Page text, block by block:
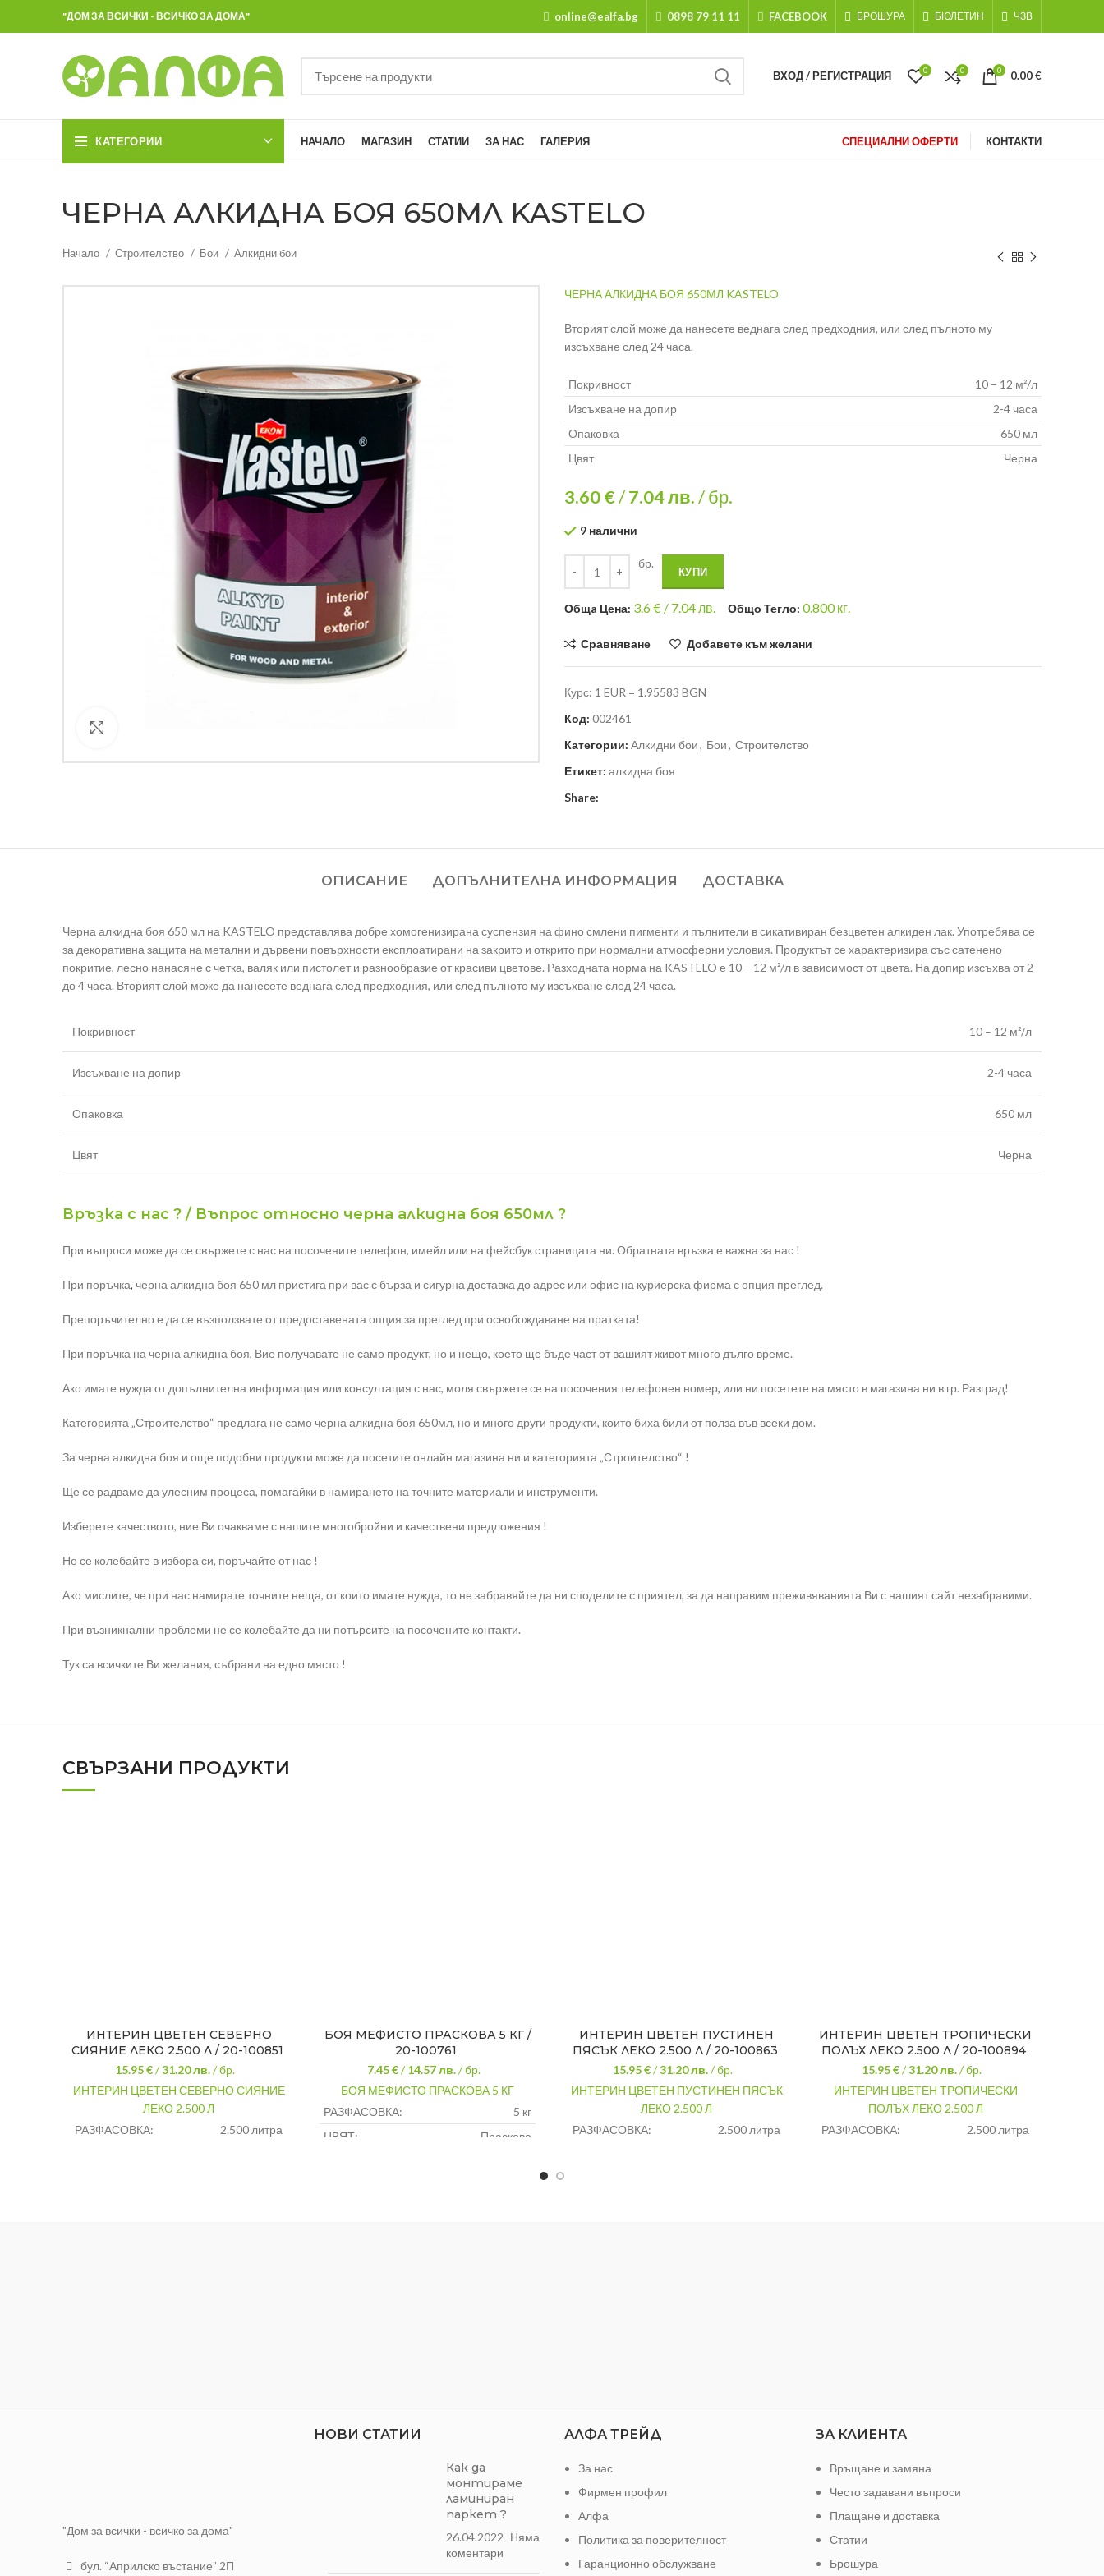
"ДОМ ЗА ВСИЧКИ - ВСИЧКО ЗА ДОМА" online@ealfa.bg 0898 79 11 11 FACEBOOK БРОШУРА БЮЛЕТИН ЧЗВ
ВХОД / РЕГИСТРАЦИЯ 0 0 0 0.00€
КАТЕГОРИИ НАЧАЛО МАГАЗИН СТАТИИ ЗА НАС ГАЛЕРИЯ СПЕЦИАЛНИ ОФЕРТИ КОНТАКТИ
ЧЕРНА АЛКИДНА БОЯ 650МЛ KASTELO
Начало Строителство Бои Алкидни бои
ЧЕРНА АЛКИДНА БОЯ 650МЛ KASTELO
Вторият слой може да нанесете веднага след предходния, или след пълното му
изсъхване след 24 часа.
Покривност
10 – 12 м²/л
Изсъхване на допир
2-4 часа
Опаковка
650 мл
Цвят
Черна
3.60 €/7.04лв./ бр.
9 налични
бр.
КУПИ
Общa Цена: 3.6€ / 7.04 лв. Общо Тегло: 0.800кг.
Сравняване Добавете към желани
Курс: 1 EUR = 1.95583 BGN
Код: 002461
Категории: Алкидни бои, Бои, Строителство
Етикет: алкидна боя
Share:
ОПИСАНИЕ ДОПЪЛНИТЕЛНА ИНФОРМАЦИЯ ДОСТАВКА
Черна алкидна боя 650 мл на KASTELO представлява добре хомогенизирана суспензия на фино смлени пигменти и пълнители в сикативиран безцветен алкиден лак. Употребява се
за декоративна защита на метални и дървени повърхности експлоатирани на закрито и открито при нормални атмосферни условия. Продуктът се характеризира със сатенено
покритие, лесно нанасяне с четка, валяк или пистолет и разнообразие от красиви цветове. Разходната норма на KASTELO е 10 – 12 м²/л в зависимост от цвета. На допир изсъхва от 2
до 4 часа. Вторият слой може да нанесете веднага след предходния, или след пълното му изсъхване след 24 часа.
Покривност 10 – 12 м²/л
Изсъхване на допир 2-4 часа
Опаковка 650 мл
Цвят Черна
Връзка с нас ? / Въпрос относно черна алкидна боя 650мл ?
При въпроси може да се свържете с нас на посочените телефон, имейл или на фейсбук страницата ни. Обратната връзка е важна за нас !
При поръчка, черна алкидна боя 650 мл пристига при вас с бърза и сигурна доставка до адрес или офис на куриерска фирма с опция преглед.
Препоръчително е да се възползвате от предоставената опция за преглед при освобождаване на пратката!
При поръчка на черна алкидна боя, Вие получавате не само продукт, но и нещо, което ще бъде част от вашият живот много дълго време.
Ако имате нужда от допълнителна информация или консултация с нас, моля свържете се на посочения телефонен номер, или ни посетете на място в магазина ни в гр. Разград!
Категорията „Строителство“ предлага не само черна алкидна боя 650мл, но и много други продукти, които биха били от полза във всеки дом.
За черна алкидна боя и още подобни продукти може да посетите онлайн магазина ни и категорията „Строителство“ !
Ще се радваме да улесним процеса, помагайки в намирането на точните материали и инструменти.
Изберете качеството, ние Ви очакваме с нашите многобройни и качествени предложения !
Не се колебайте в избора си, поръчайте от нас !
Ако мислите, че при нас намирате точните неща, от които имате нужда, то не забравяйте да ни споделите с приятел, за да направим преживяванията Ви с нашият сайт незабравими.
При възникнални проблеми не се колебайте да ни потърсите на посочените контакти.
Тук са всичките Ви желания, събрани на едно място !
СВЪРЗАНИ ПРОДУКТИ
ИНТЕРИН ЦВЕТЕН СЕВЕРНО
СИЯНИЕ ЛЕКО 2.500 Л / 20-100851
15.95 €/31.20лв. / бр.
ИНТЕРИН ЦВЕТЕН СЕВЕРНО СИЯНИЕ
ЛЕКО 2.500 Л
РАЗФАСОВКА:
2.500 литра
БОЯ МЕФИСТО ПРАСКОВА 5 КГ /
20-100761
7.45 €/14.57лв. / бр.
БОЯ МЕФИСТО ПРАСКОВА 5 КГ
РАЗФАСОВКА:
5 кг
ЦВЯТ:
Праскова
ИНТЕРИН ЦВЕТЕН ПУСТИНЕН
ПЯСЪК ЛЕКО 2.500 Л / 20-100863
15.95 €/31.20лв. / бр.
ИНТЕРИН ЦВЕТЕН ПУСТИНЕН ПЯСЪК
ЛЕКО 2.500 Л
РАЗФАСОВКА:
2.500 литра
ИНТЕРИН ЦВЕТЕН ТРОПИЧЕСКИ
ПОЛЪХ ЛЕКО 2.500 Л / 20-100894
15.95 €/31.20лв. / бр.
ИНТЕРИН ЦВЕТЕН ТРОПИЧЕСКИ
ПОЛЪХ ЛЕКО 2.500 Л
РАЗФАСОВКА:
2.500 литра
"Дом за всички - всичко за дома"
бул. “Априлско въстание” 2П
НОВИ СТАТИИ
Как да
монтираме
ламиниран
паркет ?
26.04.2022 Няма
коментари
АЛФА ТРЕЙД
За нас
Фирмен профил
Алфа
Политика за поверителност
Гаранционно обслужване
ЗА КЛИЕНТА
Връщане и замяна
Често задавани въпроси
Плащане и доставка
Статии
Брошура